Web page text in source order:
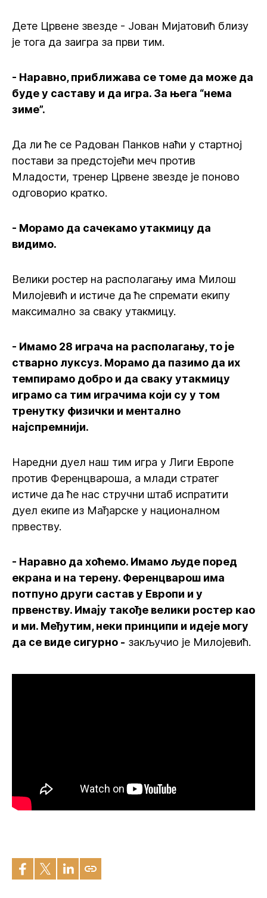
Дете Црвене звезде - Јован Мијатовић близу
је тога да заигра за први тим.
- Наравно, приближава се томе да може да
буде у саставу и да игра. За њега “нема
зиме”.
Да ли ће се Радован Панков наћи у стартној
постави за предстојећи меч против
Младости, тренер Црвене звезде је поново
одговорио кратко.
- Морамо да сачекамо утакмицу да
видимо.
Велики ростер на располагању има Милош
Милојевић и истиче да ће спремати екипу
максимално за сваку утакмицу.
- Имамо 28 играча на располагању, то је
стварно луксуз. Морамо да пазимо да их
темпирамо добро и да сваку утакмицу
играмо са тим играчима који су у том
тренутку физички и ментално
најспремнији.
Наредни дуел наш тим игра у Лиги Европе
против Ференцвароша, а млади стратег
истиче да ће нас стручни штаб испратити
дуел екипе из Мађарске у националном
првеству.
- Наравно да хоћемо. Имамо људе поред
екрана и на терену. Ференцварош има
потпуно други састав у Европи и у
првенству. Имају такође велики ростер као
и ми. Међутим, неки принципи и идеје могу
да се виде сигурно - закључио је Милојевић.